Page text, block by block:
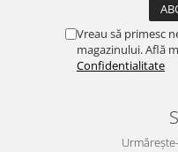
Vreau să primesc
magazinului. Află
Confidentialitate